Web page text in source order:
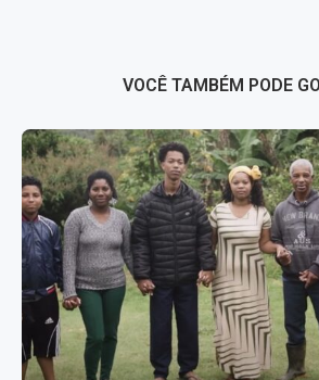
VOCÊ TAMBÉM PODE